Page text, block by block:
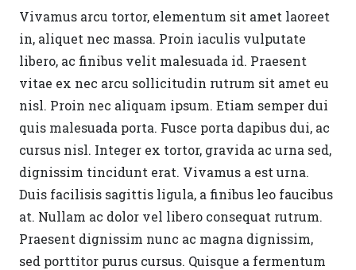
Vivamus arcu tortor, elementum sit amet laoreet
in, aliquet nec massa. Proin iaculis vulputate
libero, ac finibus velit malesuada id. Praesent
vitae ex nec arcu sollicitudin rutrum sit amet eu
nisl. Proin nec aliquam ipsum. Etiam semper dui
quis malesuada porta. Fusce porta dapibus dui, ac
cursus nisl. Integer ex tortor, gravida ac urna sed,
dignissim tincidunt erat. Vivamus a est urna.
Duis facilisis sagittis ligula, a finibus leo faucibus
at. Nullam ac dolor vel libero consequat rutrum.
Praesent dignissim nunc ac magna dignissim,
sed porttitor purus cursus. Quisque a fermentum